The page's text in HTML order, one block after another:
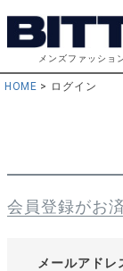
メンズファッショ
HOME ログイン
会員登録がお
メールアドレ